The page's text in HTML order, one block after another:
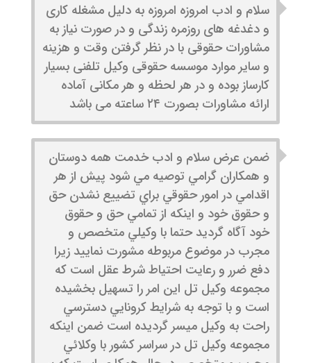
سلام و ادب امروزه امروزه به دلیل مشغله کاری
و دغدغه های روزمره زندگی و در صورت نیاز به
مشاورات حقوقی با در نظر گرفتن وقت و هزینه
و سایر موارد موسسه حقوقی وکیل تلفنی بسیار
کارساز بوده و در هر لحظه و هر مکانی آماده
ارائه مشاورات بصورت ۲۴ ساعته می باشد
ضمن عرض سلام و ادب خدمت همه دوستان
و همكاران گرامي توصيه مي شود پيش از هر
اقدامي در امور حقوقي براي تضييع نشدن حق
و حقوق خود و اينكه از تمامي حق و حقوق
خود آگاه گرديد حتما با وكيلي متخصص و
مجرب در موضوع مربوطه مشورت نماييد زيرا
دفع ضرر و رعايت احتياط شرط عقل است كه
مجموعه وكيل تل اين امر را تسهيل بخشيده
است و با توجه به شرايط كرونايي دسترسي
راحت به وكيل ميسر گرديده است ضمن اينكه
مجموعه وكيل تل در سراسر كشور با وكلائي